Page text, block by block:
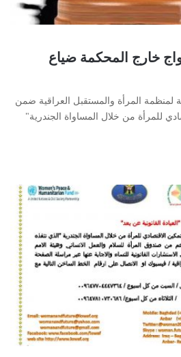
خارج المحكمة ضياع
لمنظمة المرأة والمستقبل العراقية ضمن
للمرأة من خلال المساواة الجندرية"